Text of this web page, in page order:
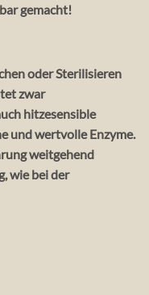
gemacht!
oderSterilisieren
zwar
hitzesensible
und wertvolle Enzyme.
weitgehend
wie bei der